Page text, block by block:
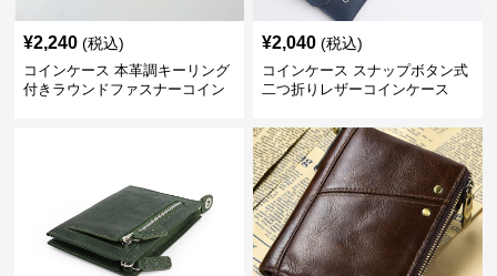
¥2,240 (税込)
コインケース 本革調キーリング
付きラウンドファスナーコイン
¥2,040 (税込)
コインケース スナップボタン式
二つ折りレザーコインケース